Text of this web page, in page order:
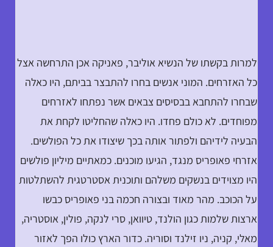
למרות בקשתו של הנשיא אוליבר, פאניקה אכן התרחשה אצל
כל האזרחים. המוני אנשים בחרו להתבצר בביתם, היו כאלה
שבחרו להתחבא בבסיסים צבאים אשר נפתחו לאזרחים
מפוחדים. לא כולם פחדו. היו כאלה שהחליטו לקחת את
הבעיה לידיהם ולפתור אותה בכך שיצודו את כל הפולשים.
אזרחי פאופריס מנגד, הגיעו מוכנים. כמאתיים מיליון פולשים
היו מצוידים בנשקים משלהם ותוכנית אסטרטגית להשתלטות
על הכוכב. מהר מאוד ובצורה חכמה בני פאופריס כבשו
ארצות שלמות כגון הולנד, טיוואן, סרי לנקה, פולין, אוסטריה,
מאלי, קניה, ניו זילנד וסוריה. כדור הארץ כולו הפך לאזור